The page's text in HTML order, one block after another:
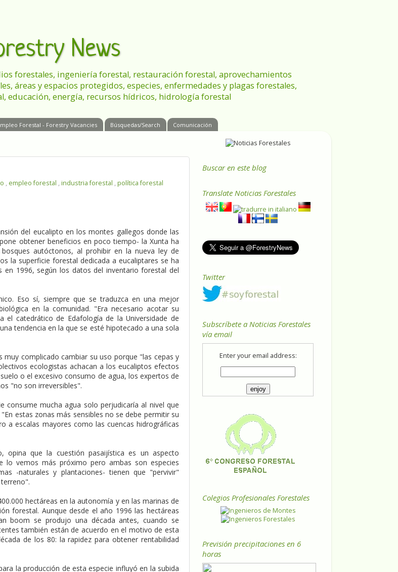
News
forestales, ingeniería forestal, restauración forestal, aprovechamientos
áreas y espacios protegidos, especies, enfermedades y plagas forestales,
educación, energía, recursos hídricos, hidrología forestal
Forestal - Forestry Vacancies Búsquedas/Search Comunicación
, empleo forestal , industria forestal , política forestal
del eucalipto en los montes gallegos donde las
obtener beneficios en poco tiempo- la Xunta ha
autóctonos, al prohibir en la nueva ley de
la superficie forestal dedicada a eucaliptares se ha
en 1996, según los datos del inventario forestal del
Eso sí, siempre que se traduzca en una mejor
en la comunidad. "Era necesario acotar su
catedrático de Edafología de la Universidade de
tendencia en la que se esté hipotecado a una sola
complicado cambiar su uso porque "las cepas y
ecologistas achacan a los eucaliptos efectos
o el excesivo consumo de agua, los expertos de
"no son irreversibles".
consume mucha agua solo perjudicaría al nivel que
estas zonas más sensibles no se debe permitir su
a escalas mayores como las cuencas hidrográficas
opina que la cuestión pasaijística es un aspecto
vemos más próximo pero ambas son especies
-naturales y plantaciones- tienen que "pervivir"
hectáreas en la autonomía y en las marinas de
forestal. Aunque desde el año 1996 las hectáreas
boom se produjo una década antes, cuando se
también están de acuerdo en el motivo de esta
de los 80: la rapidez para obtener rentabilidad
la producción de esta especie influyó en la subida
Buscar en este blog
Translate Noticias Forestales
Twitter
Subscríbete a Noticias Forestales
vía email
Enter your email address:
Colegios Profesionales Forestales
Previsión precipitaciones en 6
horas